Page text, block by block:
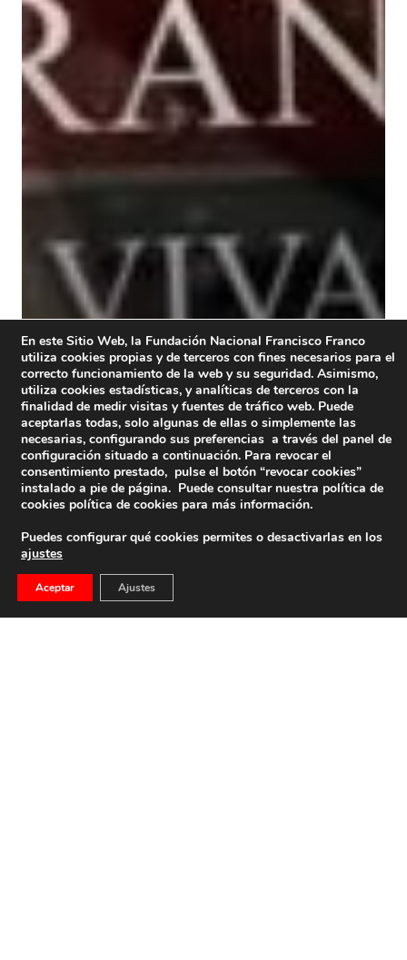
En este Sitio Web, la Fundación Nacional Francisco Franco
utiliza cookies propias y de terceros con fines necesarios para el
correcto funcionamiento de la web y su seguridad. Asimismo,
utiliza cookies estadísticas, y analíticas de terceros con la
finalidad de medir visitas y fuentes de tráfico web. Puede
aceptarlas todas, solo algunas de ellas o simplemente las
necesarias, configurando sus preferencias a través del panel de
configuración situado a continuación. Para revocar el
consentimiento prestado, pulse el botón “revocar cookies”
instalado a pie de página. Puede consultar nuestra política de
cookies política de cookies para más información.
Puedes configurar qué cookies permites o desactivarlas en los
ajustes
Aceptar Ajustes